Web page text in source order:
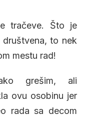
tračeve. Što je
to nek
mestu rad!
grešim, ali
ovu osobinu jer
rada sa decom